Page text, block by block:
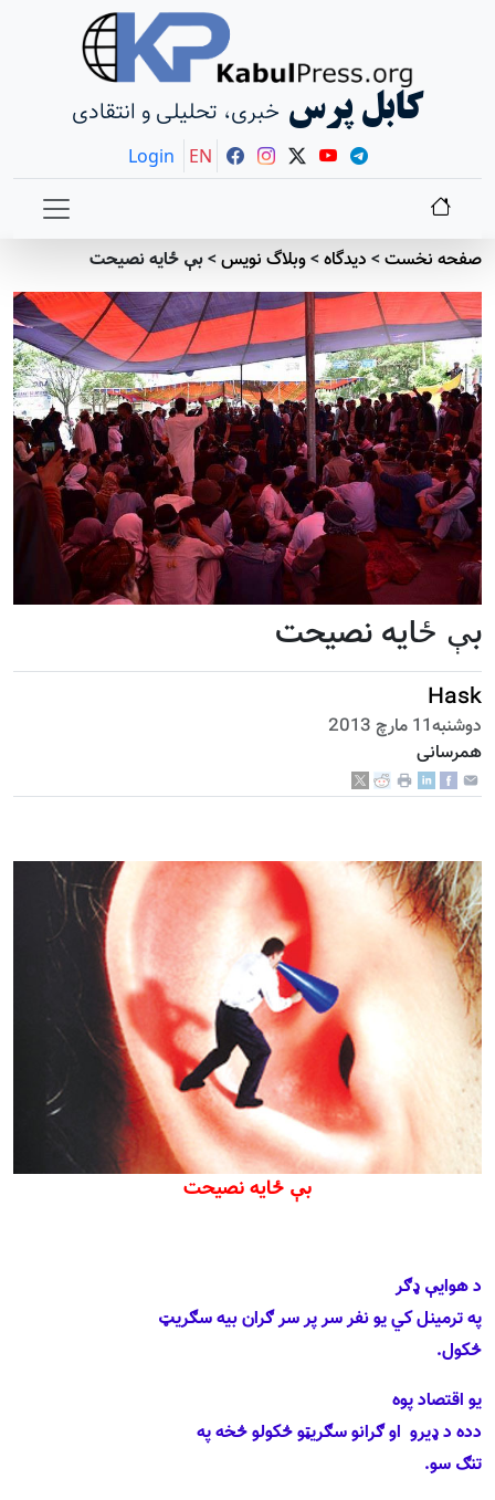
کابل پرس خبری، تحلیلی و انتقادی
Login EN
صفحه نخست> دیدگاه>وبلاگ نویس>بې ځايه نصيحت
بې ځايه نصيحت
Hask
دوشنبه11 مارچ 2013
همرسانی
بې ځايه نصيحت
د هوايې ډګر
په ترمينل کييو نفر سر پر سر ګران بيه سګريټ
څکول.
يو اقتصاد پوه
دده د ډيرو او ګرانو سګريټو څکولو څخه په
تنګ سو.